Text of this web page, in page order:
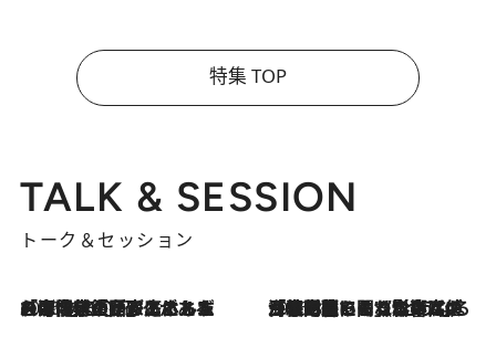
特集 TOP
TALK & SESSION
トーク＆セッション
2026.8.3
「今後値上げがあるとすれば…」「リスクがあるのは今年の冬」エネルギー専門家が語る、ホルムズ海峡封鎖が家庭にもたらす“ある心配” 2026.8.3
「住宅建てられない…」「サーチャージ料の高値が続いている」ホルムズ海峡封鎖による影響はいつまで続く？《エネルギー専門家に聞く“どうなる日本の暮らし”》